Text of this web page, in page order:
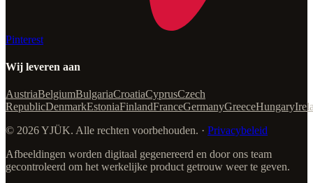
Pinterest
Wij leveren aan
AustriaBelgiumBulgariaCroatiaCyprusCzech
RepublicDenmarkEstoniaFinlandFranceGermanyGreeceHungary
© 2026 YJÜK. Alle rechten voorbehouden. · Privacybeleid
Afbeeldingen worden digitaal gegenereerd en door ons team
gecontroleerd om het werkelijke product getrouw weer te geven.